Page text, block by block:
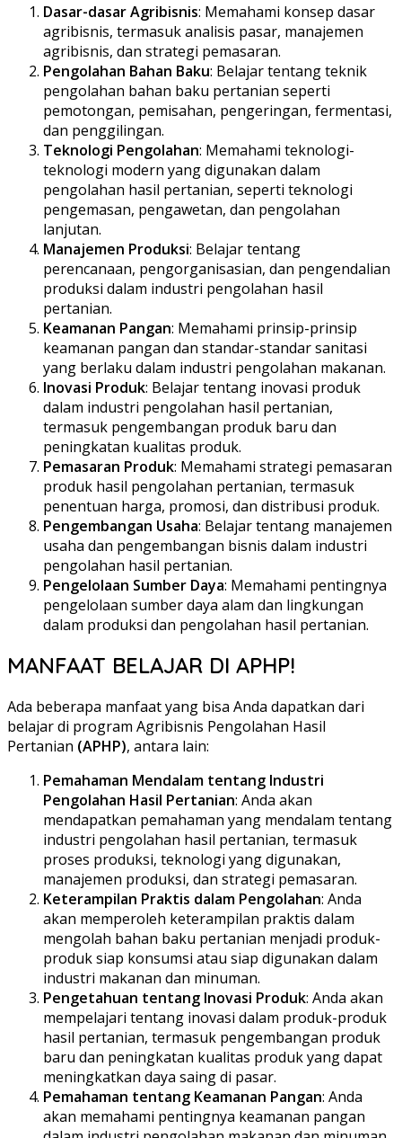
Dasar-dasar Agribisnis: Memahami konsep dasar
agribisnis, termasuk analisis pasar, manajemen
agribisnis, dan strategi pemasaran.
Pengolahan Bahan Baku: Belajar tentang teknik
pengolahan bahan baku pertanian seperti
pemotongan, pemisahan, pengeringan, fermentasi,
dan penggilingan.
Teknologi Pengolahan: Memahami teknologi-
teknologi modern yang digunakan dalam
pengolahan hasil pertanian, seperti teknologi
pengemasan, pengawetan, dan pengolahan
lanjutan.
Manajemen Produksi: Belajar tentang
perencanaan, pengorganisasian, dan pengendalian
produksi dalam industri pengolahan hasil
pertanian.
Keamanan Pangan: Memahami prinsip-prinsip
keamanan pangan dan standar-standar sanitasi
yang berlaku dalam industri pengolahan makanan.
Inovasi Produk: Belajar tentang inovasi produk
dalam industri pengolahan hasil pertanian,
termasuk pengembangan produk baru dan
peningkatan kualitas produk.
Pemasaran Produk: Memahami strategi pemasaran
produk hasil pengolahan pertanian, termasuk
penentuan harga, promosi, dan distribusi produk.
Pengembangan Usaha: Belajar tentang manajemen
usaha dan pengembangan bisnis dalam industri
pengolahan hasil pertanian.
Pengelolaan Sumber Daya: Memahami pentingnya
pengelolaan sumber daya alam dan lingkungan
dalam produksi dan pengolahan hasil pertanian.
MANFAAT BELAJAR DI APHP!
Ada beberapa manfaat yang bisa Anda dapatkan dari
belajar di program Agribisnis Pengolahan Hasil
Pertanian (APHP), antara lain:
Pemahaman Mendalam tentang Industri
Pengolahan Hasil Pertanian: Anda akan
mendapatkan pemahaman yang mendalam tentang
industri pengolahan hasil pertanian, termasuk
proses produksi, teknologi yang digunakan,
manajemen produksi, dan strategi pemasaran.
Keterampilan Praktis dalam Pengolahan: Anda
akan memperoleh keterampilan praktis dalam
mengolah bahan baku pertanian menjadi produk-
produk siap konsumsi atau siap digunakan dalam
industri makanan dan minuman.
Pengetahuan tentang Inovasi Produk: Anda akan
mempelajari tentang inovasi dalam produk-produk
hasil pertanian, termasuk pengembangan produk
baru dan peningkatan kualitas produk yang dapat
meningkatkan daya saing di pasar.
Pemahaman tentang Keamanan Pangan: Anda
akan memahami pentingnya keamanan pangan